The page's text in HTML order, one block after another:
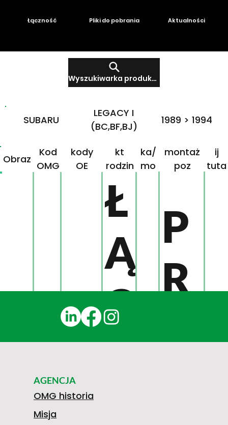
Wyszukiwarka produktów
Łączność Pliki do pobrania Aktualności
Obraz
Kod
OMG
kody
OE
kt
rodzin
ka/
mo
montaż
poz
ij
tuta
Ł
Ą
C
Z
P
R
Z
SUBARU
LEGACY I
(BC,BF,BJ)
1989 > 1994
AGENCJA
OMG historia
Misja